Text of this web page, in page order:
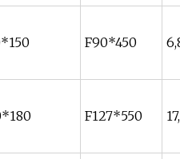
F90*450
F127*550